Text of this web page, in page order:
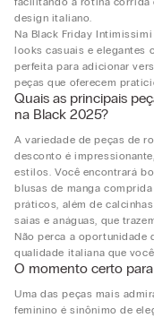
design italiano.
Na Black Friday
looks casuais e elegantes
perfeita para adicionar
peças que oferecem
Quais as principais
na Black 2025?
A variedade de peças de
desconto é
estilos. Você encontrará
blusas de manga
práticos, além de
saias e anáguas, que
Não perca a oportunidade
qualidade italiana que
O momento certo
Uma das peças mais
feminino é sinônimo de